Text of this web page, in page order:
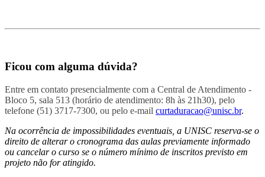
Ficou com alguma dúvida?
Entre em contato presencialmente com a Central de Atendimento -
Bloco 5, sala 513 (horário de atendimento: 8h às 21h30), pelo
telefone (51) 3717-7300, ou pelo e-mail curtaduracao@unisc.br.
Na ocorrência de impossibilidades eventuais, a UNISC reserva-se o
direito de alterar o cronograma das aulas previamente informado
ou cancelar o curso se o número mínimo de inscritos previsto em
projeto não for atingido.